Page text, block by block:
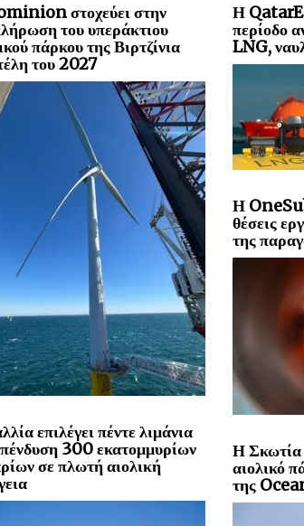
στοχεύει στην
του υπεράκτιου
πάρκου της Βιρτζίνια
του 2027
επιλέγει πέντε λιμάνια
300 εκατομμυρίων
σε πλωτή αιολική
Η
περίοδο
LNG,
Η
θέσεις
της
Η Σκωτία
αιολικό
της